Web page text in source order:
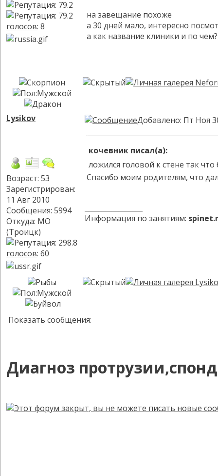
голосов: 8
на завещание похоже
а 30 дней мало, интересно
а как название клиники и по чем?
Lysikov
Возраст: 53
Зарегистрирован:
11 Авг 2010
Сообщения: 5994
Откуда: МО
(Троицк)
голосов: 60
Добавлено: Пт Ноя
кочевник писал(а):
ложился головой к стене так
Спасибо моим родителям, что
Информация по занятиям:
Показать сообщения:
Диагноз